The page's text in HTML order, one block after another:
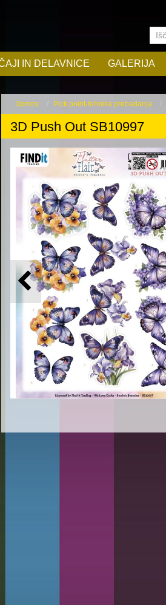
IN DELAVNICE GALERIJA
Domov Pick point-tehnika prebadanja
3D Push Out SB10997